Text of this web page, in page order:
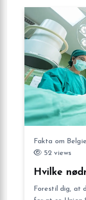
g
s
n
a
v
Fakta om
52 views
Hvilke
Forestil dig, at